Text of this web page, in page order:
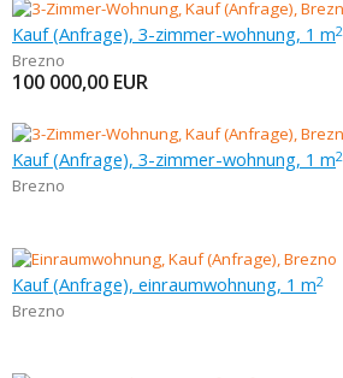
Kauf (Anfrage), 3-zimmer-wohnung, 1 m2
Brezno
100 000,00 EUR
Kauf (Anfrage), 3-zimmer-wohnung, 1 m2
Brezno
Kauf (Anfrage), einraumwohnung, 1 m2
Brezno